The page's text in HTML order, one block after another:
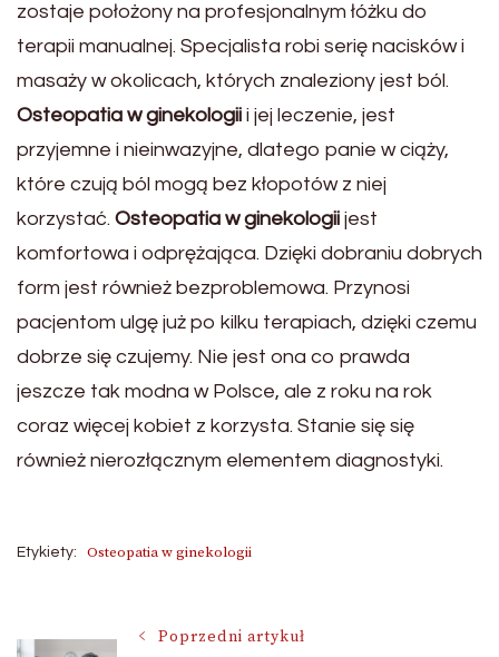
zostaje położony na profesjonalnym łóżku do
terapii manualnej. Specjalista robi serię nacisków i
masaży w okolicach, których znaleziony jest ból.
Osteopatia w ginekologii i jej leczenie, jest
przyjemne i nieinwazyjne, dlatego panie w ciąży,
które czują ból mogą bez kłopotów z niej
korzystać. Osteopatia w ginekologii jest
komfortowa i odprężająca. Dzięki dobraniu dobrych
form jest również bezproblemowa. Przynosi
pacjentom ulgę już po kilku terapiach, dzięki czemu
dobrze się czujemy. Nie jest ona co prawda
jeszcze tak modna w Polsce, ale z roku na rok
coraz więcej kobiet z korzysta. Stanie się się
również nierozłącznym elementem diagnostyki.
Etykiety: Osteopatia w ginekologii
Poprzedni artykuł